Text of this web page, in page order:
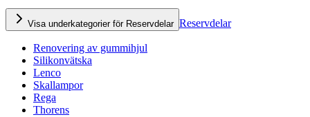
Visa underkategorier för Reservdelar Reservdelar
Renovering av gummihjul
Silikonvätska
Lenco
Skallampor
Rega
Thorens